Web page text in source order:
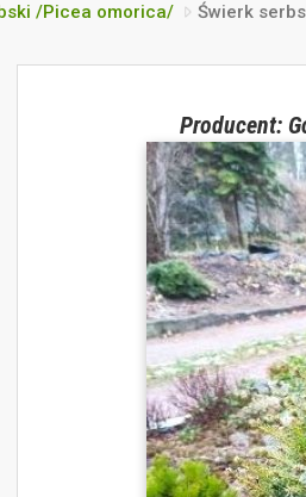
/Picea omorica/ Świerk
Producent: